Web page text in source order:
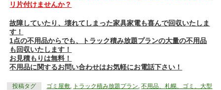
リ片付けませんか？
故障していたり、壊れてしまった家具家電も喜んで回収いたしま
す！
1点の不用品からでも、トラック積み放題プランの大量の不用品
も回収いたします！
お見積もりは無料！
不用品に関するお問い合わせはお気軽にお電話下さい！
投稿タグ ゴミ屋敷, トラック積み放題プラン,不用品、札幌、ゴミ、大型